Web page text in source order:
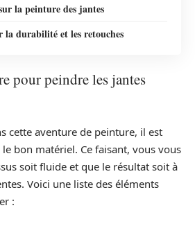
la peinture des jantes
la durabilité et les retouches
pour peindre les jantes
cette aventure de peinture, il est
bon matériel. Ce faisant, vous vous
soit fluide et que le résultat soit à
Voici une liste des éléments
: